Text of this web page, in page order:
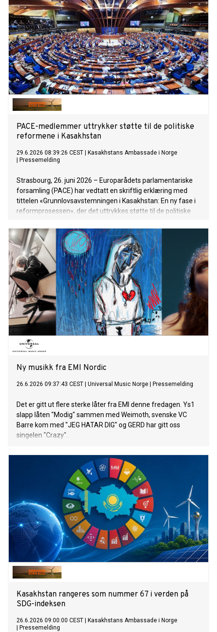
PACE-medlemmer uttrykker støtte til de politiske
reformene i Kasakhstan
29.6.2026 08:39:26 CEST
Kasakhstans Ambassade i Norge
Pressemelding
Strasbourg, 26. juni 2026 – Europarådets parlamentariske
forsamling (PACE) har vedtatt en skriftlig erklæring med
tittelen «Grunnlovsavstemningen i Kasakhstan: En ny fase i
reformprosessen», der det uttrykkes støtte til de politiske
den landsomfattende folkeavstemningen som ble avholdt
15. mars 2026 (https://pace.coe.int/en/files/36245).
Ny musikk fra EMI Nordic
26.6.2026 09:37:43 CEST Universal Music Norge Pressemelding
Det er gitt ut flere sterke låter fra EMI denne fredagen. Ys1
slapp låten "Modig" sammen med Weimoth, svenske VC
Barre kom med "JEG HATAR DIG" og GERD har gitt oss
singelen "Crazy".
Kasakhstan rangeres som nummer 67 i verden på
SDG-indeksen
26.6.2026 09:00:00 CEST
Kasakhstans Ambassade i Norge
Pressemelding